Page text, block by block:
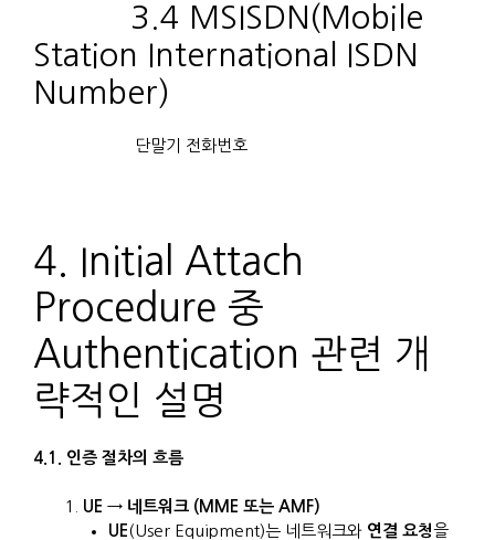
3.4 MSISDN(Mobile
Station International ISDN
Number)
단말기 전화번호
4. Initial Attach
Procedure 중
Authentication 관련 개
략적인 설명
4.1. 인증 절차의 흐름
UE → 네트워크 (MME 또는 AMF)
UE(User Equipment)는 네트워크와 연결 요청을